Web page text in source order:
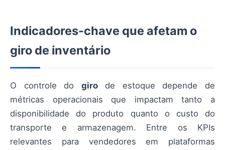
Indicadores-chave que afetam o
giro de inventário
O controle do girode estoque depende de
métricas operacionais que impactam tanto a
disponibilidade do produto quanto o custo do
transporte e armazenagem. Entre os KPIs
relevantes para vendedores em plataformas